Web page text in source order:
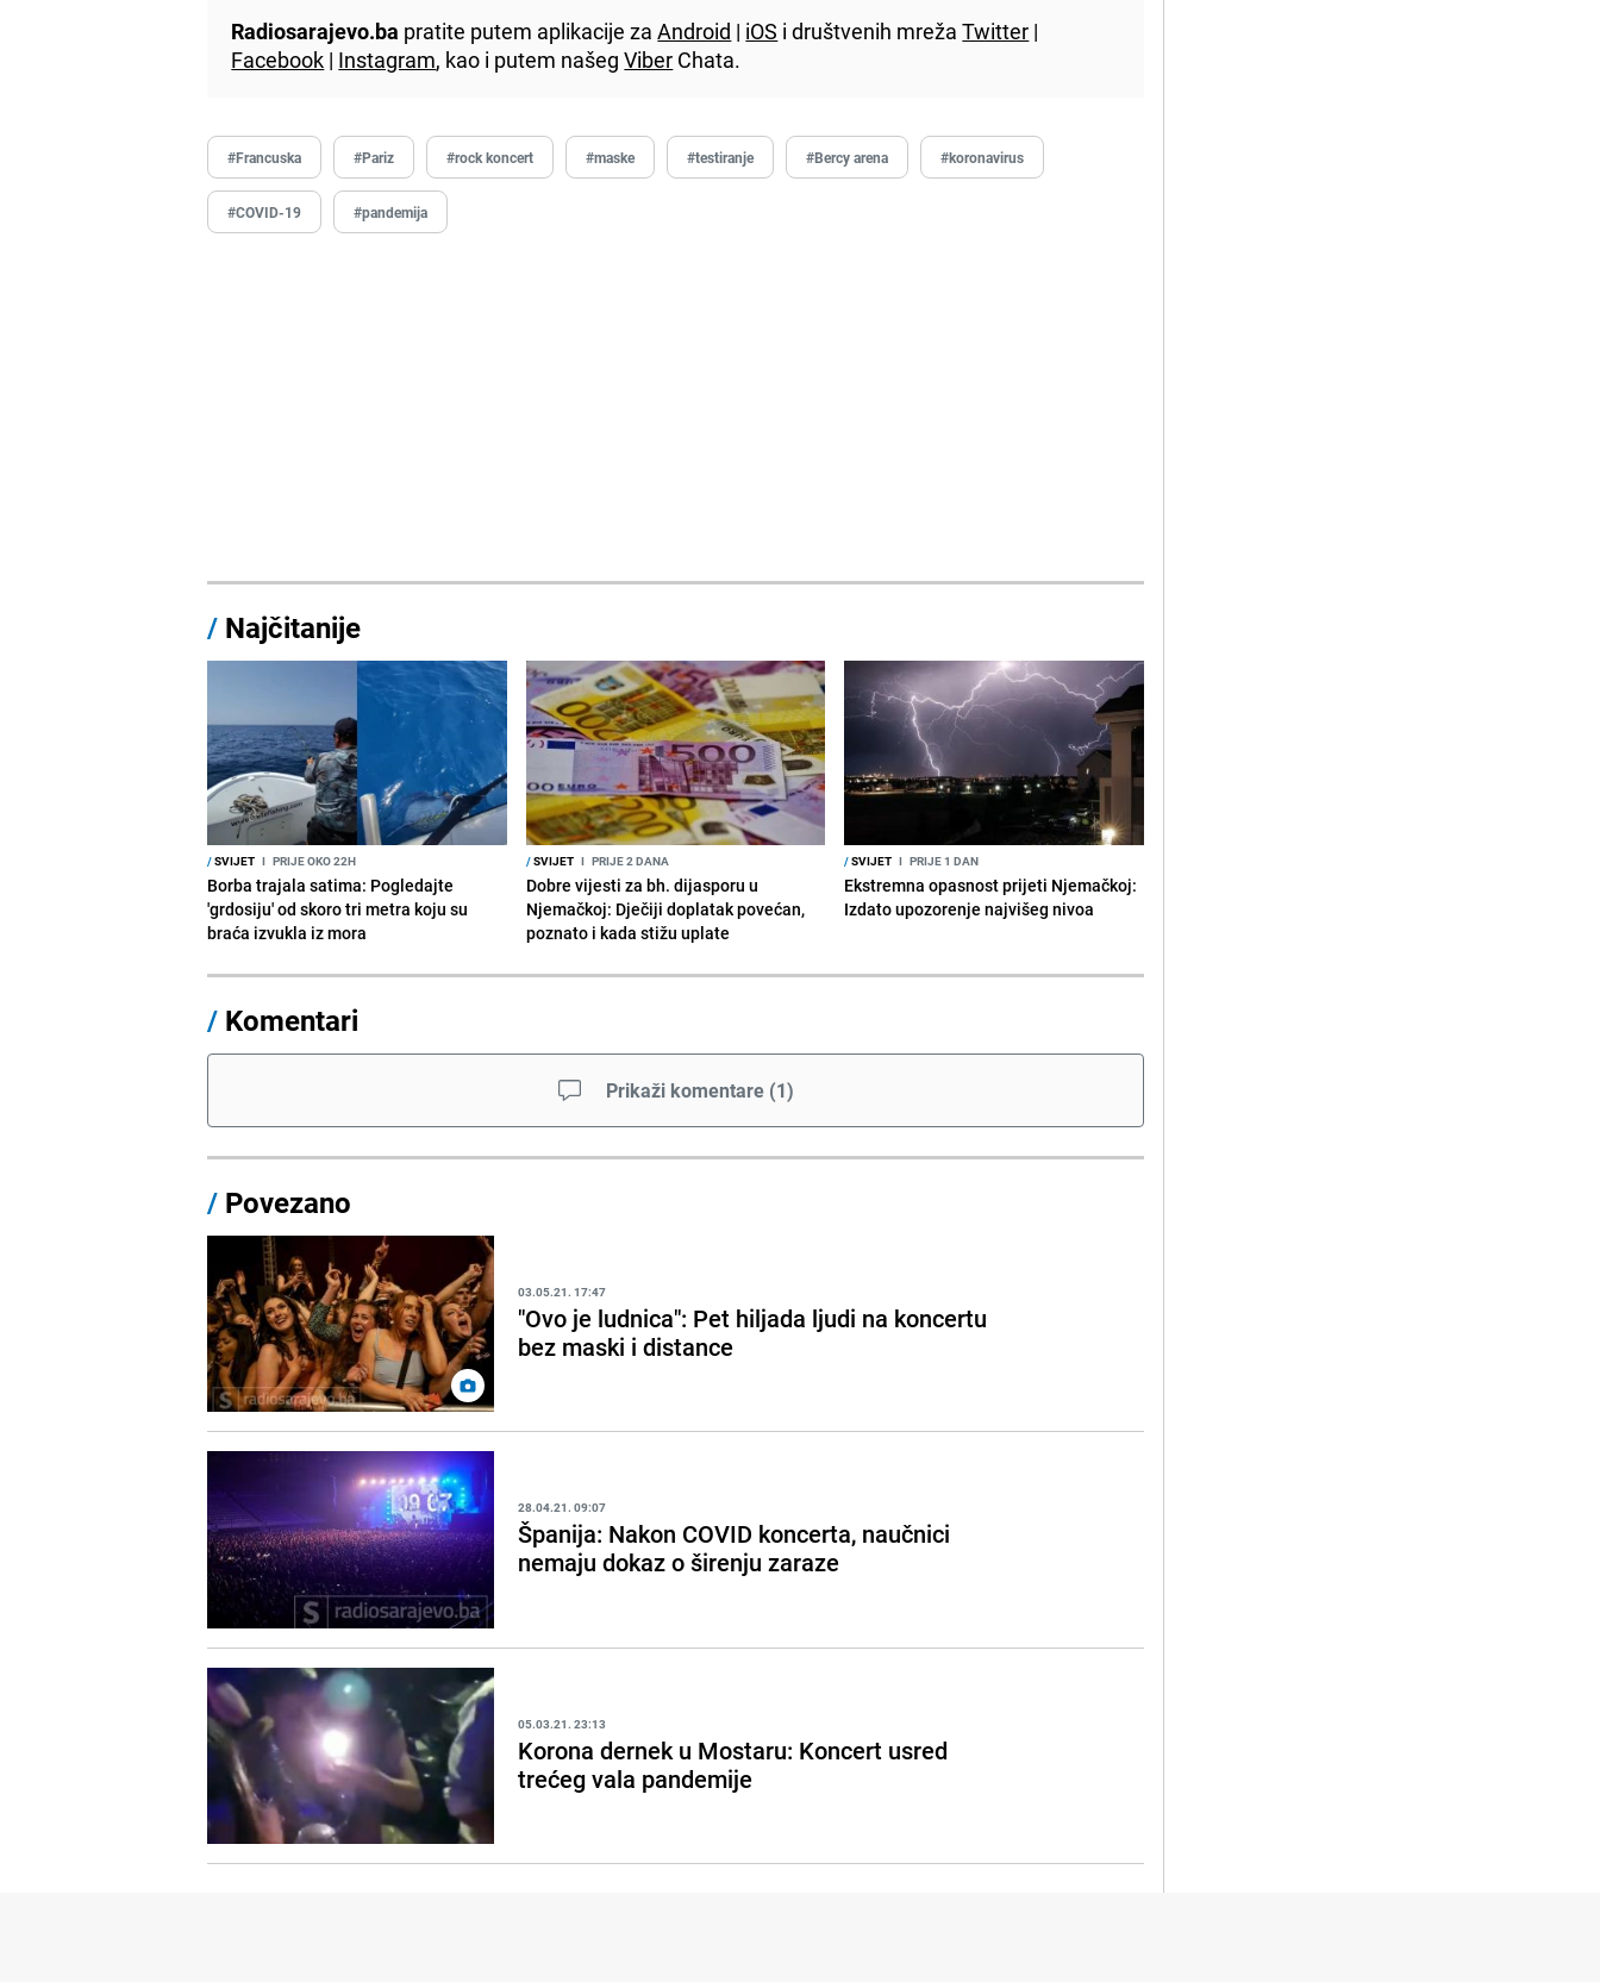
Radiosarajevo.ba pratite putem aplikacije zaAndroid | iOS i društvenih mrežaTwitter |
Facebook | Instagram, kao i putem našegViber Chata.
#Francuska #Pariz #rock koncert #maske #testiranje #Bercy arena #koronavirus
#COVID-19 #pandemija
/ Najčitanije
/SVIJET I PRIJE OKO 22H
Borba trajala satima: Pogledajte
'grdosiju' od skoro tri metra koju su
braća izvukla iz mora
/SVIJET I PRIJE 2 DANA
Dobre vijesti za bh. dijasporu u
Njemačkoj: Dječiji doplatak povećan,
poznato i kada stižu uplate
/SVIJET I PRIJE 1 DAN
Ekstremna opasnost prijeti Njemačkoj:
Izdato upozorenje najvišeg nivoa
/ Komentari
Prikaži komentare (1)
/ Povezano
03.05.21. 17:47
"Ovo je ludnica": Pet hiljada ljudi na koncertu
bez maski i distance
28.04.21. 09:07
Španija: Nakon COVID koncerta, naučnici
nemaju dokaz o širenju zaraze
05.03.21. 23:13
Korona dernek u Mostaru: Koncert usred
trećeg vala pandemije